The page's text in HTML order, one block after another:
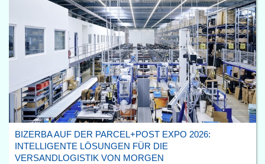
BIZERBA AUF DER PARCEL+POST EXPO 2026:
INTELLIGENTE LÖSUNGEN FÜR DIE
VERSANDLOGISTIK VON MORGEN